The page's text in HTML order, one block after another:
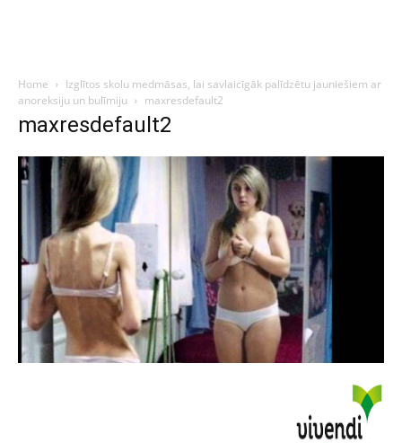
Home
Izglītos skolu medmāsas, lai savlaicīgāk palīdzētu jauniešiem ar
anoreksiju un bulīmiju
maxresdefault2
maxresdefault2